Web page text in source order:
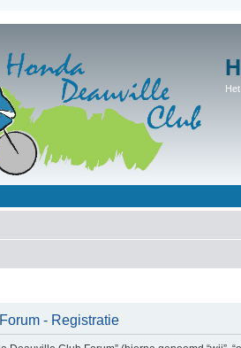
- Registratie